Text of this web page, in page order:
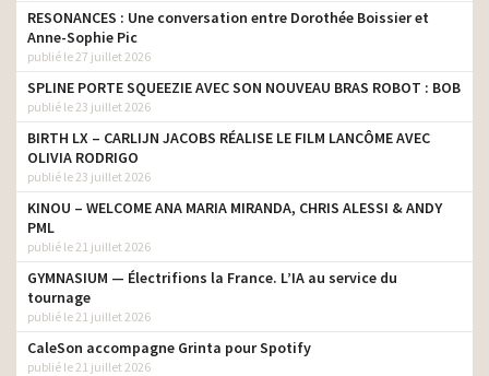
RESONANCES : Une conversation entre Dorothée Boissier et
Anne-Sophie Pic
publié le 27 juillet 2026
SPLINE PORTE SQUEEZIE AVEC SON NOUVEAU BRAS ROBOT : BOB
publié le 23 juillet 2026
BIRTH LX – CARLIJN JACOBS RÉALISE LE FILM LANCÔME AVEC
OLIVIA RODRIGO
publié le 23 juillet 2026
KINOU – WELCOME ANA MARIA MIRANDA, CHRIS ALESSI & ANDY
PML
publié le 21 juillet 2026
GYMNASIUM — Électrifions la France. L’IA au service du
tournage
publié le 21 juillet 2026
CaleSon accompagne Grinta pour Spotify
publié le 21 juillet 2026